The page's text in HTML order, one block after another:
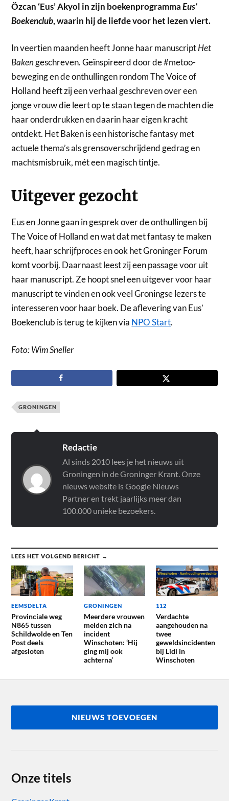
Özcan ‘Eus’ Akyol in zijn boekenprogrammaEus’
Boekenclub, waarin hij de liefde voor het lezen viert.
In veertien maanden heeft Jonne haar manuscriptHet
Bakengeschreven. Geïnspireerd door de #metoo-
beweging en de onthullingen rondom The Voice of
Holland heeft zij een verhaal geschreven over een
jonge vrouw die leert op te staan tegen de machten die
haar onderdrukken en daarin haar eigen kracht
ontdekt. Het Baken is een historische fantasy met
actuele thema’s als grensoverschrijdend gedrag en
machtsmisbruik, mét een magisch tintje.
Uitgever gezocht
Eus en Jonne gaan in gesprek over de onthullingen bij
The Voice of Holland en wat dat met fantasy te maken
heeft, haar schrijfproces en ook het Groninger Forum
komt voorbij. Daarnaast leest zij een passage voor uit
haar manuscript. Ze hoopt snel een uitgever voor haar
manuscript te vinden en ook veel Groningse lezers te
interesseren voor haar boek. De aflevering van Eus’
Boekenclub is terug te kijken via NPO Start.
Foto: Wim Sneller
GRONINGEN
Redactie
Al sinds 2010 lees je het nieuws uit
Groningen in de Groninger Krant. Onze
nieuws website is Google Nieuws
Partner en trekt jaarlijks meer dan
100.000 unieke bezoekers.
LEES HET VOLGEND BERICHT →
EEMSDELTA
Provinciale weg
N865 tussen
Schildwolde en Ten
Post deels
afgesloten
GRONINGEN
Meerdere vrouwen
melden zich na
incident
Winschoten: ‘Hij
ging mij ook
achterna’
112
Verdachte
aangehouden na
twee
geweldsincidenten
bij Lidl in
Winschoten
NIEUWS TOEVOEGEN
Onze titels